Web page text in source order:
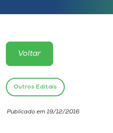
Atendimento ao Estudante
Portal de Ensino
Unoesc
Voltar
Outros Editais
Publicado em 19/12/2016